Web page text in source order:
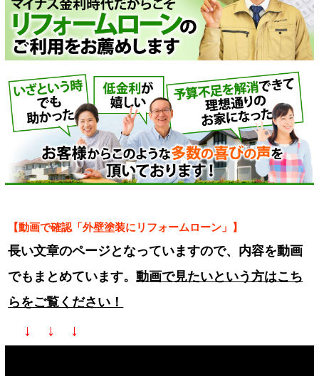
【動画で確認「外壁塗装にリフォームローン」】
長い文章のページとなっていますので、内容を動画
でもまとめています。動画で見たいという方はこち
らをご覧ください！
↓ ↓ ↓